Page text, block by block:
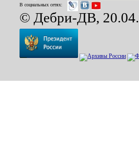
В социальных сетях:
© Дебри-ДВ,